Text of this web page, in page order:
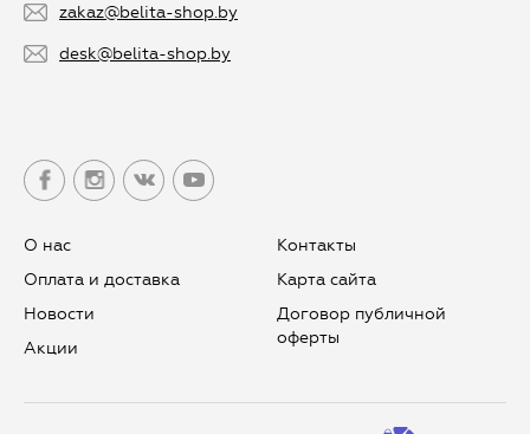
zakaz@belita-shop.by
desk@belita-shop.by
О нас
Оплата и доставка
Новости
Aкции
Контакты
Карта сайта
Договор публичной
оферты